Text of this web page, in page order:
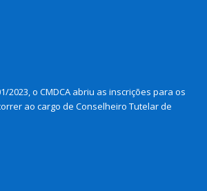
2023, o CMDCA abriu as inscrições para os
ao cargo de Conselheiro Tutelar de